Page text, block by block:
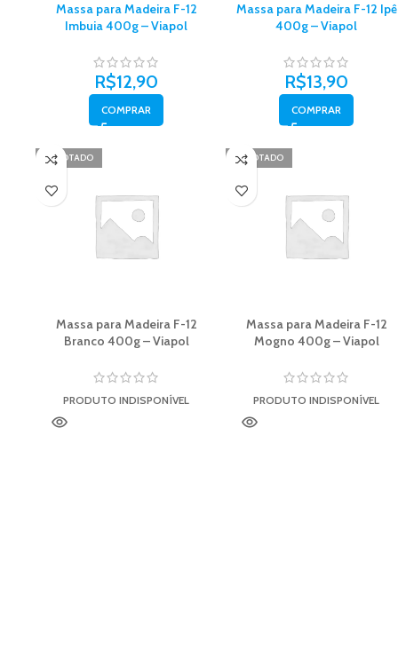
Massa para Madeira F-12
Imbuia 400g – Viapol
R$12,90
COMPRAR
Massa para Madeira F-12 Ipê
400g – Viapol
R$13,90
COMPRAR
ESGOTADO
Massa para Madeira F-12
Branco 400g – Viapol
PRODUTO INDISPONÍVEL
ESGOTADO
Massa para Madeira F-12
Mogno 400g – Viapol
PRODUTO INDISPONÍVEL